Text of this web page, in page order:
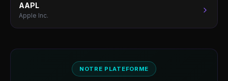
AAPL
Apple Inc.
NOTRE PLATEFORME